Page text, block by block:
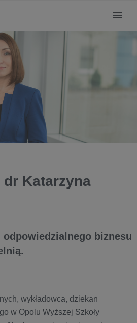
dr Katarzyna
odpowiedzialnego biznesu
wykładowca, dziekan
w Opolu Wyższej Szkoły